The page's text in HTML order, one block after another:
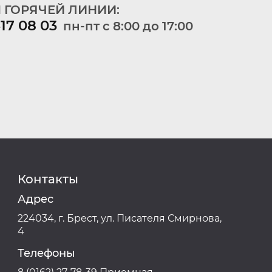
ЛИНИИ:
08 03 пн-пт c 8:00 до 17:00
Контакты
Адрес
224034, г. Брест, ул. Писателя Смирнова,
4
Телефоны